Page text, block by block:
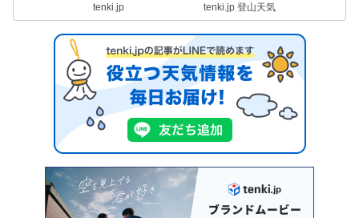
tenki.jp tenki.jp 登山天気